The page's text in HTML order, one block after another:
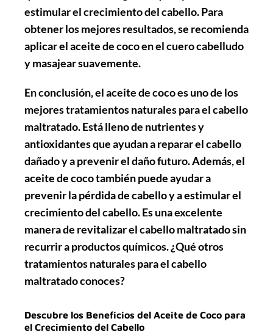
estimular el crecimiento del cabello. Para
obtener los mejores resultados, se recomienda
aplicar el aceite de coco en el cuero cabelludo
y masajear suavemente.
En conclusión, el aceite de coco es uno de los
mejores tratamientos naturales para el cabello
maltratado. Está lleno de nutrientes y
antioxidantes que ayudan a reparar el cabello
dañado y a prevenir el daño futuro. Además, el
aceite de coco también puede ayudar a
prevenir la pérdida de cabello y a estimular el
crecimiento del cabello. Es una excelente
manera de revitalizar el cabello maltratado sin
recurrir a productos químicos. ¿Qué otros
tratamientos naturales para el cabello
maltratado conoces?
Descubre los Beneficios del Aceite de Coco para
el Crecimiento del Cabello